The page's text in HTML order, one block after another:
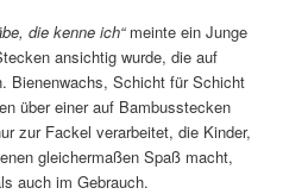
die kenne ich“meinte ein Junge
ansichtig wurde, die auf
Bienenwachs, Schicht für Schicht
über einer auf Bambusstecken
zur Fackel verarbeitet, die Kinder,
gleichermaßen Spaß macht,
auch im Gebrauch.